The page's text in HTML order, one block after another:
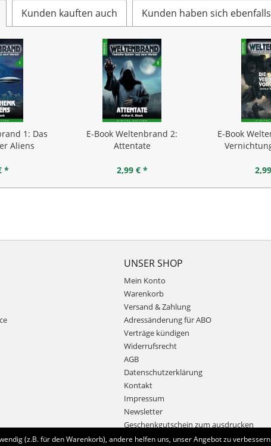
Kunden kauften auch Kunden haben sich
1: Das
Aliens
*
E-Book Weltenbrand 2:
Attentate
2,99 € *
E-Book
UNSER SHOP
Mein Konto
Warenkorb
Versand & Zahlung
Adressänderung für ABO
Verträge kündigen
Widerrufsrecht
AGB
Datenschutzerklärung
Kontakt
Impressum
Newsletter
Geschenkgutschein zum ausdrucken
(z.B. für den Warenkorb), andere helfen uns, unser Angebot zu